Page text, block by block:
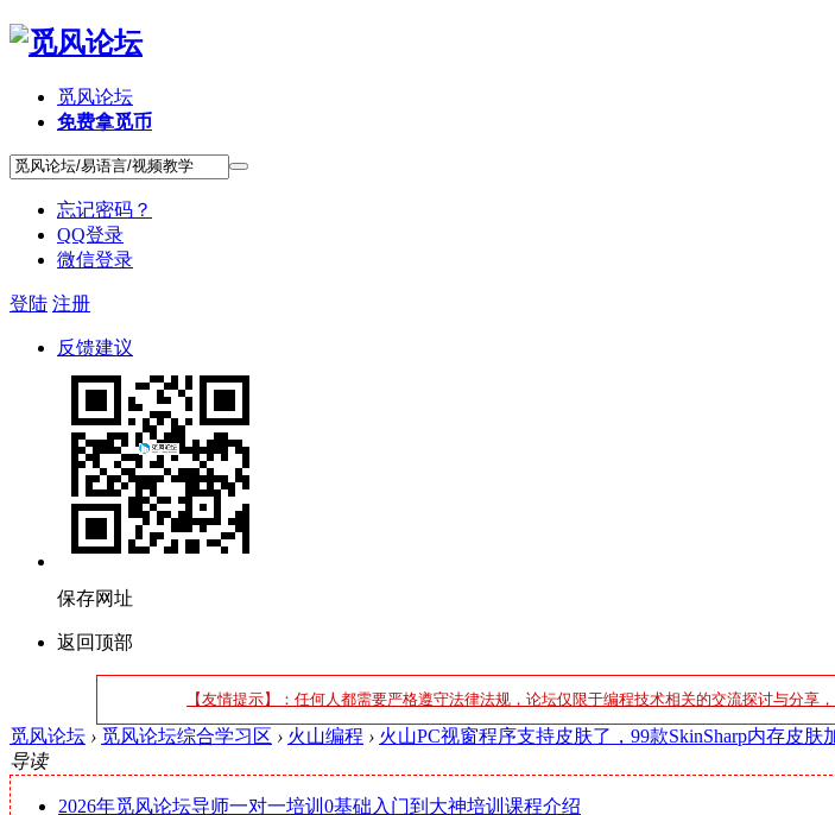
觅风论坛
免费拿觅币
忘记密码？
QQ登录
微信登录
登陆 注册
反馈建议
保存网址
返回顶部
【友情提示】：任何人都需要严格遵守法律法规，论坛仅限于编程技术相关的交流探讨与分
觅风论坛 › 觅风论坛综合学习区 › 火山编程 › 火山PC视窗程序支持皮肤了，99款SkinSharp内存皮肤
导读
2026年觅风论坛导师一对一培训0基础入门到大神培训课程介绍